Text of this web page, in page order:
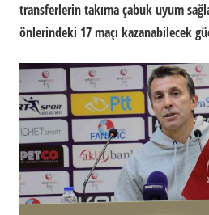
transferlerin takıma çabuk uyum
önlerindeki 17 maçı kazanabilecek